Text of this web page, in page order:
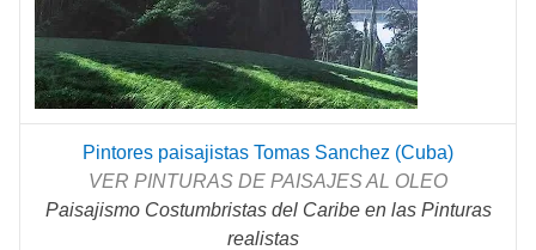
Pintores paisajistas Tomas Sanchez (Cuba)
VER PINTURAS DE PAISAJES AL OLEO
Paisajismo Costumbristas del Caribe en las Pinturas
realistas